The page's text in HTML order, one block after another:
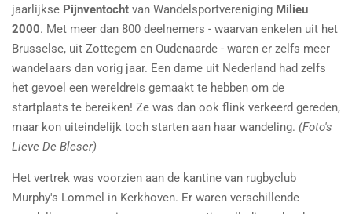
jaarlijkse Pijnventocht van Wandelsportvereniging Milieu
2000. Met meer dan 800 deelnemers - waarvan enkelen uit het
Brusselse, uit Zottegem en Oudenaarde - waren er zelfs meer
wandelaars dan vorig jaar. Een dame uit Nederland had zelfs
het gevoel een wereldreis gemaakt te hebben om de
startplaats te bereiken! Ze was dan ook flink verkeerd gereden,
maar kon uiteindelijk toch starten aan haar wandeling. (Foto's
Lieve De Bleser)
Het vertrek was voorzien aan de kantine van rugbyclub
Murphy's Lommel in Kerkhoven. Er waren verschillende